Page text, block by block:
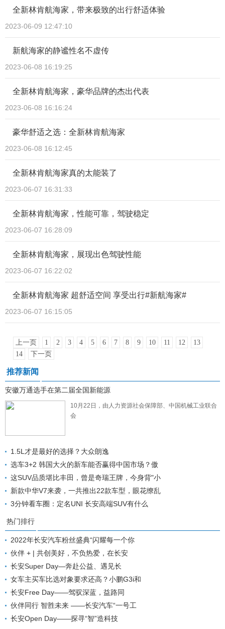
全新林肯航海家，带来极致的出行舒适体验
2023-06-09 12:47:10
新航海家的静谧性名不虚传
2023-06-08 16:19:25
全新林肯航海家，豪华品牌的杰出代表
2023-06-08 16:16:24
豪华舒适之选：全新林肯航海家
2023-06-08 16:12:45
全新林肯航海家真的太能装了
2023-06-07 16:31:33
全新林肯航海家，性能可靠，驾驶稳定
2023-06-07 16:28:09
全新林肯航海家，展现出色驾驶性能
2023-06-07 16:22:02
全新林肯航海家 超舒适空间 享受出行#新航海家#
2023-06-07 16:15:05
上一页 1 2 3 4 5 6 7 8 9 10 11 12
13
14
下一页
推荐新闻
安徽万通选手在第二届全国新能源
10月22日，由人力资源社会保障部、中国机械工业联合
会
1.5L才是最好的选择？大众朗逸
选车3+2 韩国大火的新车能否赢得中国市场？傲
这SUV品质堪比丰田，曾是奇瑞王牌，今身背"小
新款中华V7来袭，一共推出22款车型，眼花缭乱
3分钟看车圈：定名UNI 长安高端SUV有什么
热门排行
2022年长安汽车粉丝盛典“闪耀每一个你
伙伴 + | 共创美好，不负热爱，在长安
长安Super Day—奔赴公益、遇见长
女车主买车比选对象要求还高？小鹏G3i和
长安Free Day——驾驭深蓝，益路同
伙伴同行 智胜未来 ——长安汽车“一号工
长安Open Day——探寻“智”造科技